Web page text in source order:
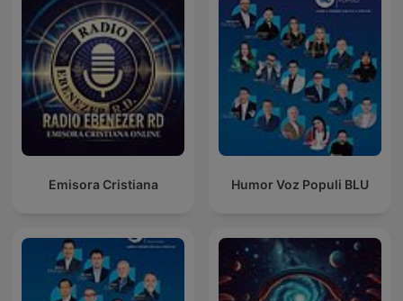
Emisora Cristiana Humor Voz Populi BLU